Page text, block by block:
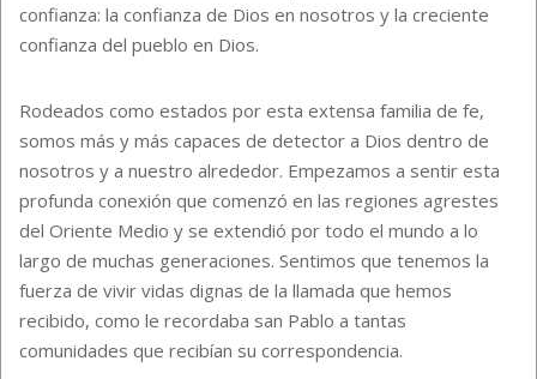
confianza: la confianza de Dios en nosotros y la creciente
confianza del pueblo en Dios.
Rodeados como estados por esta extensa familia de fe,
somos más y más capaces de detector a Dios dentro de
nosotros y a nuestro alrededor. Empezamos a sentir esta
profunda conexión que comenzó en las regiones agrestes
del Oriente Medio y se extendió por todo el mundo a lo
largo de muchas generaciones. Sentimos que tenemos la
fuerza de vivir vidas dignas de la llamada que hemos
recibido, como le recordaba san Pablo a tantas
comunidades que recibían su correspondencia.